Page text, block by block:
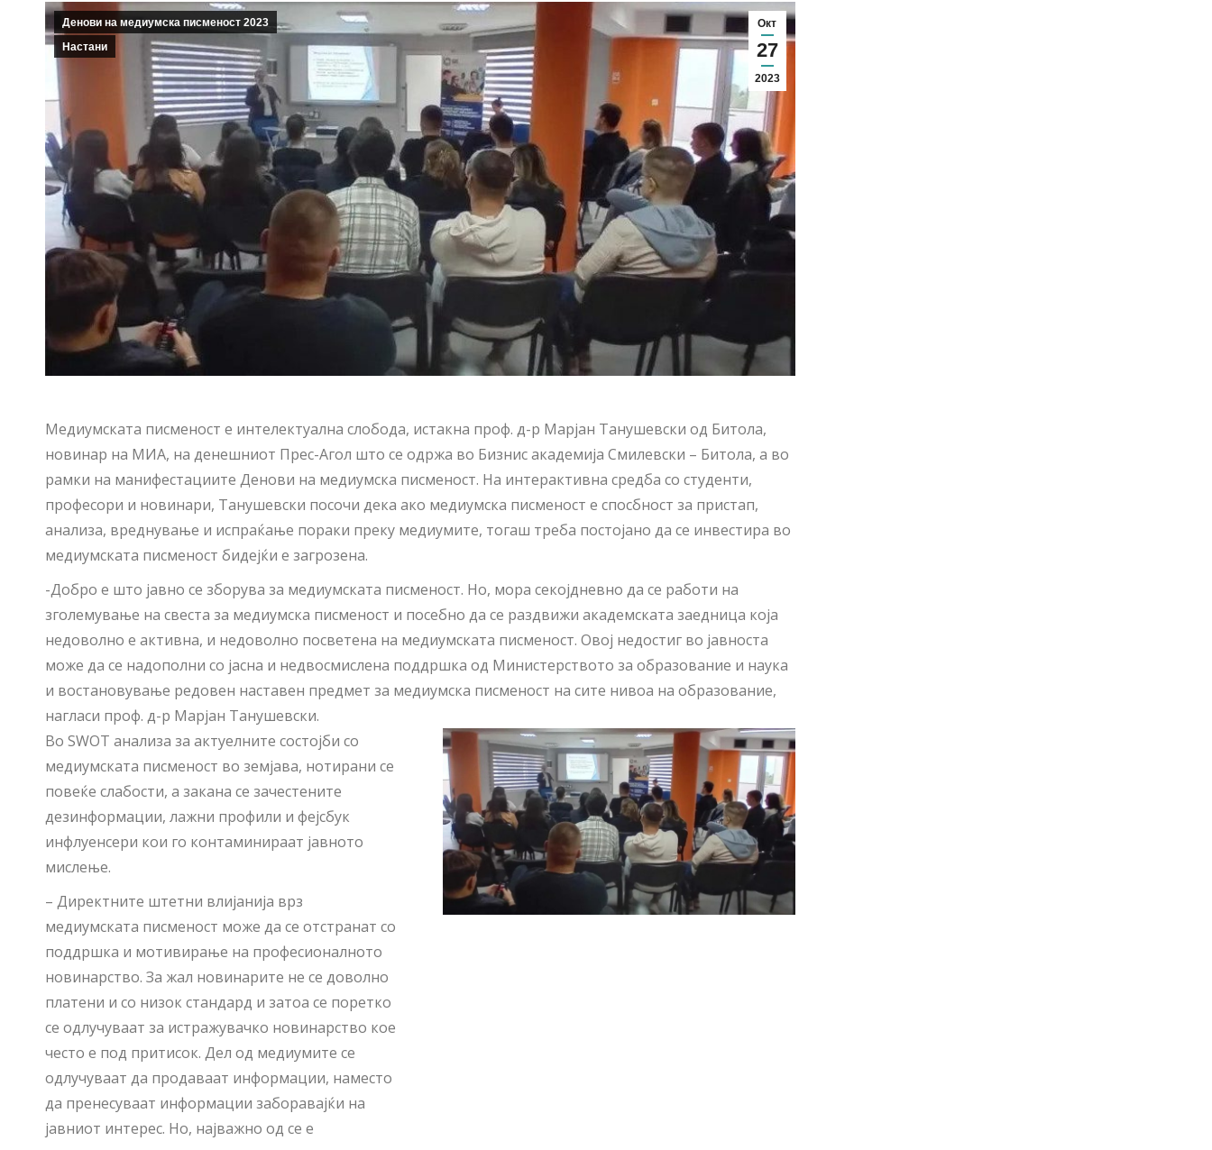
Окт
27
2023
Денови на медиумска писменост 2023
Настани
Медиумската писменост е интелектуална слобода, истакна проф. д-р Марјан Танушевски од Битола,
новинар на МИА, на денешниот Прес-Агол што се одржа во Бизнис академија Смилевски – Битола, а во
рамки на манифестациите Денови на медиумска писменост. На интерактивна средба со студенти,
професори и новинари, Танушевски посочи дека ако медиумска писменост е спосбност за пристап,
анализа, вреднување и испраќање пораки преку медиумите, тогаш треба постојано да се инвестира во
медиумската писменост бидејќи е загрозена.
-Добро е што јавно се зборува за медиумската писменост. Но, мора секојдневно да се работи на
зголемување на свеста за медиумска писменост и посебно да се раздвижи академската заедница која
недоволно е активна, и недоволно посветена на медиумската писменост. Овој недостиг во јавноста
може да се надополни со јасна и недвосмислена поддршка од Министерството за образование и наука
и востановување редовен наставен предмет за медиумска писменост на сите нивоа на образование,
нагласи проф. д-р Марјан Танушевски.
Во SWOT анализа за актуелните состојби со
медиумската писменост во земјава, нотирани се
повеќе слабости, а закана се зачестените
дезинформации, лажни профили и фејсбук
инфлуенсери кои го контаминираат јавното
мислење.
– Директните штетни влијанија врз
медиумската писменост може да се отстранат со
поддршка и мотивирање на професионалното
новинарство. За жал новинарите не се доволно
платени и со низок стандард и затоа се поретко
се одлучуваат за истражувачко новинарство кое
често е под притисок. Дел од медиумите се
одлучуваат да продаваат информации, наместо
да пренесуваат информации заборавајќи на
јавниот интерес. Но, најважно од се е